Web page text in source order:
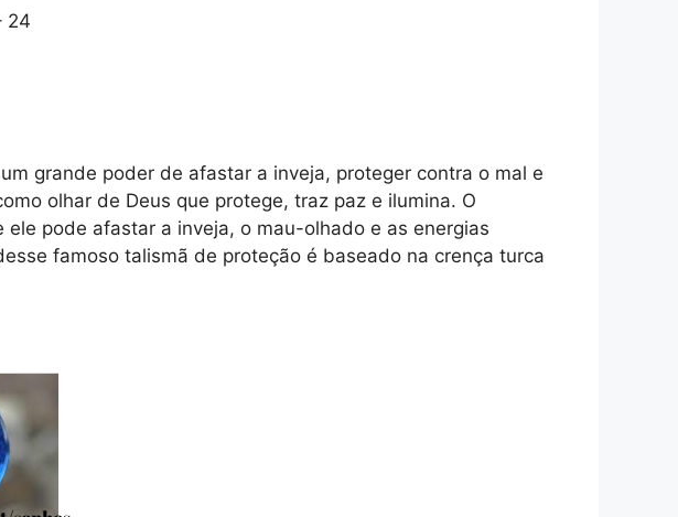
24
grande poder de afastar a inveja, proteger contra o mal e
olhar de Deus que protege, traz paz e ilumina. O
pode afastar a inveja, o mau-olhado e as energias
famoso talismã de proteção é baseado na crença turca